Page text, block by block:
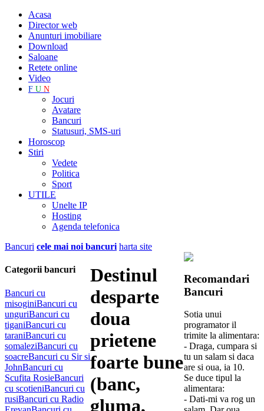
Acasa
Director web
Anunturi imobiliare
Download
Saloane
Retete online
Video
F U N
Jocuri
Avatare
Bancuri
Statusuri, SMS-uri
Horoscop
Stiri
Vedete
Politica
Sport
UTILE
Unelte IP
Hosting
Agenda telefonica
Bancuri cele mai noi bancuri harta site
Categorii bancuri
Bancuri cu
misoginiBancuri cu
unguriBancuri cu
tiganiBancuri cu
taraniBancuri cu
somaleziBancuri cu
soacreBancuri cu Sir si
JohnBancuri cu
Scufita RosieBancuri
cu scotieniBancuri cu
rusiBancuri cu Radio
Destinul
desparte
doua
prietene
foarte bune
(banc,
gluma,
Recomandari
Bancuri
Sotia unui
programator il
trimite la alimentara:
- Draga, cumpara si
tu un salam si daca
are si oua, ia 10.
Se duce tipul la
alimentara:
- Dati-mi va rog un